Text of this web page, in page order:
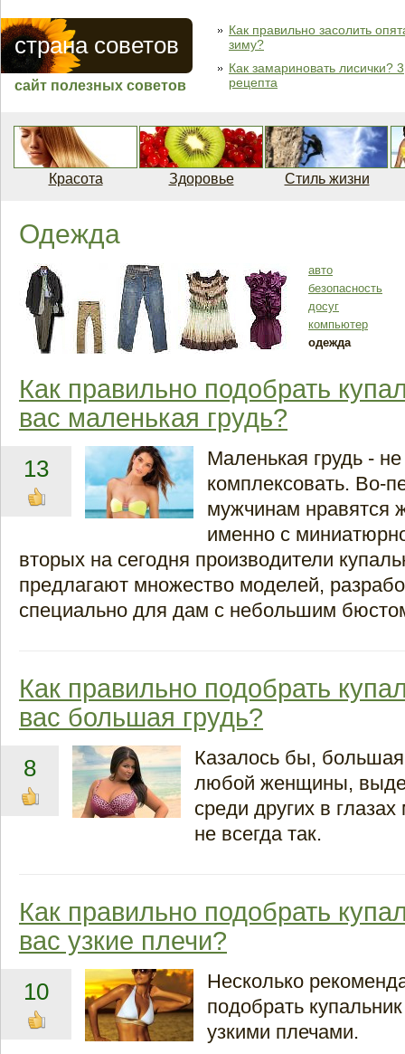
страна советов
сайт полезных советов
Как правильно засолить
зиму?
Как замариновать лисички? 3
рецепта
Красота Здоровье Стиль жизни
Одежда
авто
безопасность
досуг
компьютер
одежда
Как правильно подобрать
вас маленькая грудь?
13
Маленькая грудь -
комплексовать. Во-
мужчинам нравятся
именно с
вторых на сегодня производители
предлагают множество моделей,
специально для дам с небольшим
Как правильно подобрать
вас большая грудь?
8
Казалось бы, большая
любой женщины,
среди других в
не всегда так.
Как правильно подобрать
вас узкие плечи?
10
Несколько
подобрать
узкими плечами.